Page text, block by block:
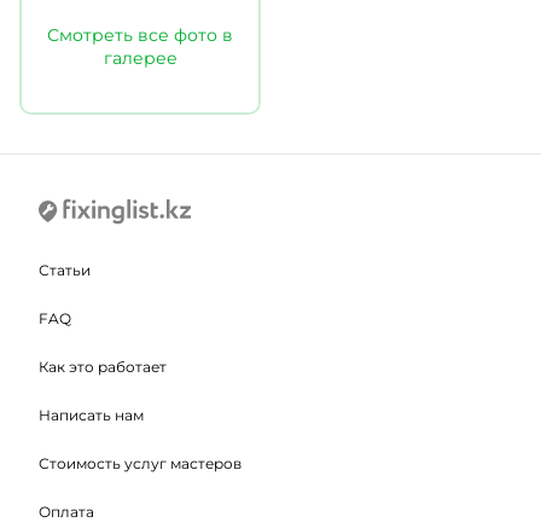
Смотреть все фото в
галерее
Статьи
FAQ
Как это работает
Написать нам
Стоимость услуг мастеров
Оплата